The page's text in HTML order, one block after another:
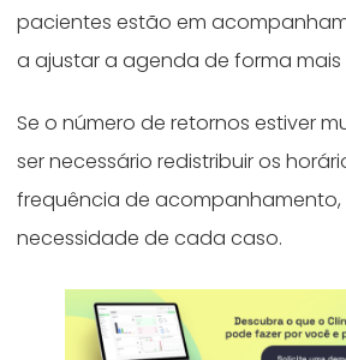
pacientes estão em
a ajustar a agenda de forma mais
Se o número de retornos estiver
ser necessário redistribuir os
frequência de
necessidade de cada caso.